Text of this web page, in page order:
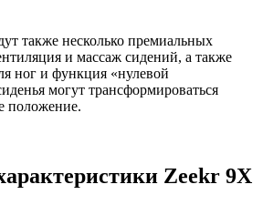
также несколько премиальных
и массаж сидений, а также
ног и функция «нулевой
могут трансформироваться
положение.
Zeekr 9X